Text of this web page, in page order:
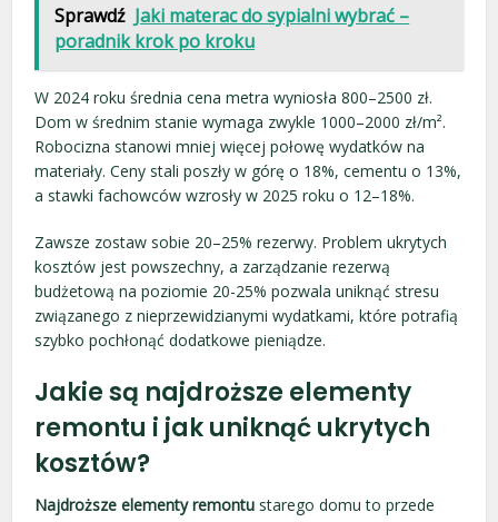
Sprawdź Jaki materac do sypialni wybrać –
poradnik krok po kroku
W 2024 roku średnia cena metra wyniosła 800–2500 zł.
Dom w średnim stanie wymaga zwykle 1000–2000 zł/m².
Robocizna stanowi mniej więcej połowę wydatków na
materiały. Ceny stali poszły w górę o 18%, cementu o 13%,
a stawki fachowców wzrosły w 2025 roku o 12–18%.
Zawsze zostaw sobie 20–25% rezerwy. Problem ukrytych
kosztów jest powszechny, a zarządzanie rezerwą
budżetową na poziomie 20-25% pozwala uniknąć stresu
związanego z nieprzewidzianymi wydatkami, które potrafią
szybko pochłonąć dodatkowe pieniądze.
Jakie są najdroższe elementy
remontu i jak uniknąć ukrytych
kosztów?
Najdroższe elementy remontu starego domu to przede